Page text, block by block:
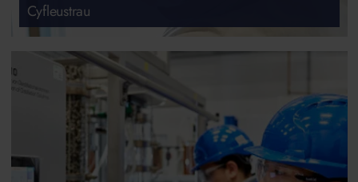
Cyfleustrau